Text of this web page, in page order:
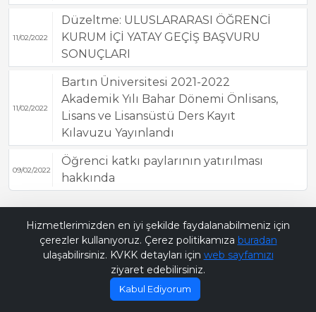
11/02/2022
Düzeltme: ULUSLARARASI ÖĞRENCİ
KURUM İÇİ YATAY GEÇİŞ BAŞVURU
SONUÇLARI
11/02/2022
Bartın Üniversitesi 2021-2022
Akademik Yılı Bahar Dönemi Önlisans,
Lisans ve Lisansüstü Ders Kayıt
Kılavuzu Yayınlandı
09/02/2022
Öğrenci katkı paylarının yatırılması
hakkında
Hizmetlerimizden en iyi şekilde faydalanabilmeniz için
çerezler kullanıyoruz. Çerez politikamıza buradan
ulaşabilirsiniz. KVKK detayları için web sayfamızı
ziyaret edebilirsiniz.
Kabul Ediyorum
Bana Soru Sor | Ask Me